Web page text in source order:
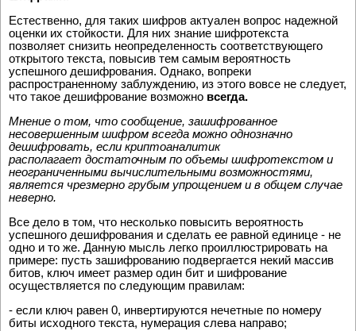
Естественно, для таких шифров актуален вопрос надежной
оценки их стойкости. Для них знание шифротекста
позволяет снизить неопределенность соответствующего
открытого текста, повысив тем самым вероятность
успешного дешифрования. Однако, вопреки
распространенному заблуждению, из этого вовсе не следует,
что такое дешифрование возможно всегда.
Мнение о том, что сообщение, зашифрованное
несовершенным шифром всегда можно однозначно
дешифровать, если криптоаналитик
располагает достаточным по объемы шифротекстом и
неограниченными вычислительными возможностями,
является чрезмерно грубым упрощением и в общем случае
неверно.
Все дело в том, что несколько повысить вероятность
успешного дешифрования и сделать ее равной единице - не
одно и то же. Данную мысль легко проиллюстрировать на
примере: пусть зашифрованию подвергается некий массив
битов, ключ имеет размер один бит и шифрование
осуществляется по следующим правилам:
- если ключ равен 0, инвертируются нечетные по номеру
биты исходного текста, нумерация слева направо;